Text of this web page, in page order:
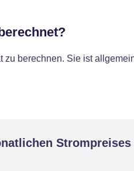
berechnen. Sie ist
Strompreises